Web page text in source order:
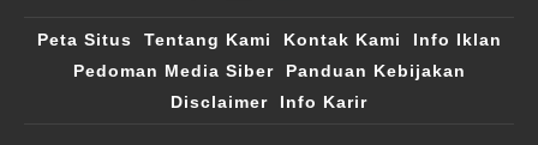
Peta Situs Tentang Kami Kontak Kami
Info Iklan
Pedoman Media Siber
Panduan Kebijakan
Disclaimer
Info Karir